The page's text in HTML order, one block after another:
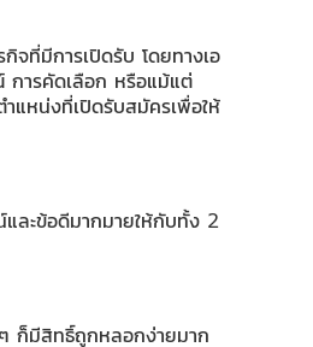
ที่มีการเปิดรับ โดยทางเอ
การคัดเลือก หรือแม้แต่
ำแหน่งที่เปิดรับสมัครเพื่อให้
ละข้อดีมากมายให้กับทั้ง 2
ก็มีสิทธิ์ถูกหลอกง่ายมาก